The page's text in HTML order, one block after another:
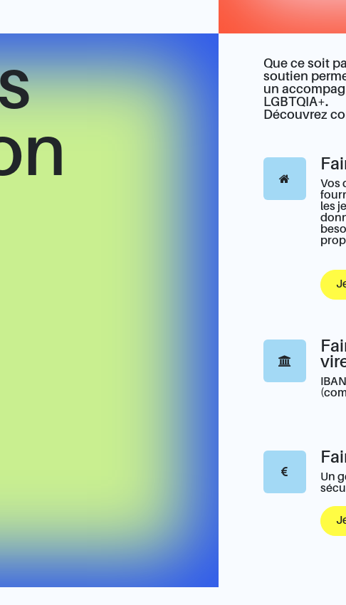
Que ce soit
soutien
un
LGBTQIA+.
Découvrez
Vos
les
Un